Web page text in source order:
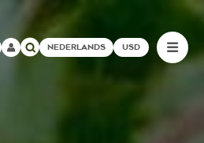
NEDERLANDS USD